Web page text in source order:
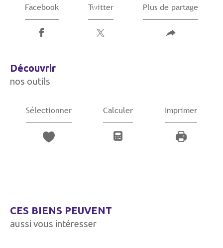
Facebook Twitter Plus de partage
découvrir
nos outils
Sélectionner Calculer Imprimer
CES BIENS PEUVENT
aussi vous intéresser